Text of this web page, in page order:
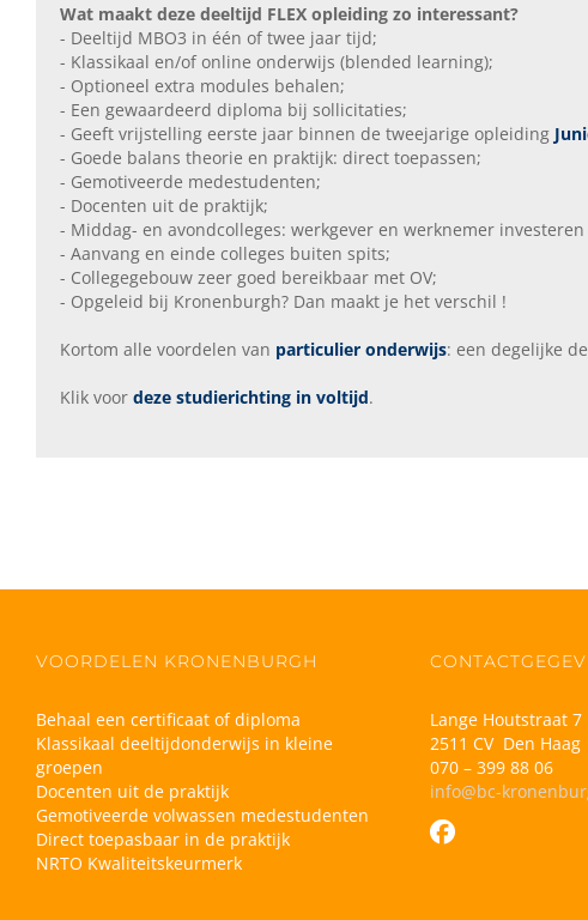
Wat maakt deze deeltijd FLEX opleiding zo interessant?
- Deeltijd MBO3 in één of twee jaar tijd;
- Klassikaal en/of online onderwijs (blended learning);
- Optioneel extra modules behalen;
- Een gewaardeerd diploma bij sollicitaties;
- Geeft vrijstelling eerste jaar binnen de tweejarige opleiding
- Goede balans theorie en praktijk: direct toepassen;
- Gemotiveerde medestudenten;
- Docenten uit de praktijk;
- Middag- en avondcolleges: werkgever en werknemer investeren
- Aanvang en einde colleges buiten spits;
- Collegegebouw zeer goed bereikbaar met OV;
- Opgeleid bij Kronenburgh? Dan maakt je het verschil !
Kortom alle voordelen van particulier onderwijs: een degelijke
Klik voor deze studierichting in voltijd.
VOORDELEN KRONENBURGH
Behaal een certificaat of diploma
Klassikaal deeltijdonderwijs in kleine
groepen
Docenten uit de praktijk
Gemotiveerde volwassen medestudenten
Direct toepasbaar in de praktijk
NRTO Kwaliteitskeurmerk
Lange Houtstraat 7
2511 CV Den Haag
070 – 399 88 06
info@bc-